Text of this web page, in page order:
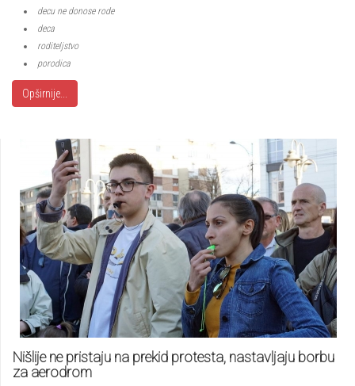
decu ne donose rode
deca
roditeljstvo
porodica
Opširnije...
Nišlije ne pristaju na prekid protesta, nastavljaju borbu
za aerodrom